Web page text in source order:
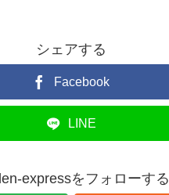
シェアする
Facebook
LINE
expressをフォローする